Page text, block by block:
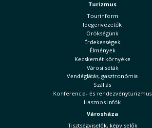
Turizmus
Tourinform
Idegenvezetők
Örökségünk
Érdekességek
Élmények
Kecskemét környéke
Városi séták
Vendéglátás, gasztronómia
Szállás
Konferencia- és rendezvényturizmus
Hasznos infók
Városháza
Tisztségviselők, képviselők